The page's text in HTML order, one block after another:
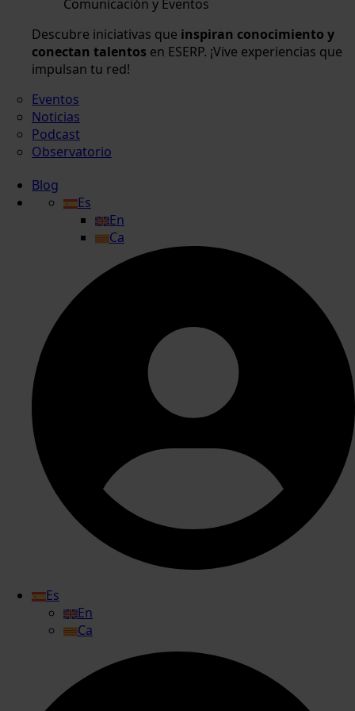
Comunicación y Eventos
Descubre iniciativas que inspiran conocimiento y
conectan talentos en ESERP. ¡Vive experiencias que
impulsan tu red!
Eventos
Noticias
Podcast
Observatorio
Blog
Es
En
Ca
Es
En
Ca